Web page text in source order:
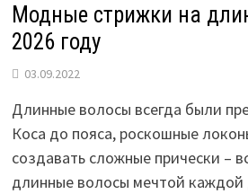
Модные стрижки на
2026 году
03.09.2022
Длинные волосы всегда были
Коса до пояса, роскошные
создавать сложные прически –
длинные волосы мечтой